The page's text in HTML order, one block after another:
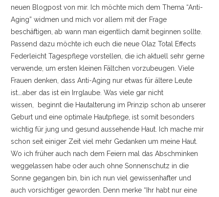
FACEBOOK
KONTAKT
IMPRESSUM
neuen Blogpost von mir. Ich möchte mich dem Thema “Anti-
Aging” widmen und mich vor allem mit der Frage
beschäftigen, ab wann man eigentlich damit beginnen sollte.
Passend dazu möchte ich euch die neue Olaz Total Effects
Federleicht Tagespflege vorstellen, die ich aktuell sehr gerne
verwende, um ersten kleinen Fältchen vorzubeugen. Viele
Frauen denken, dass Anti-Aging nur etwas für ältere Leute
ist….aber das ist ein Irrglaube. Was viele gar nicht
wissen, beginnt die Hautalterung im Prinzip schon ab unserer
Geburt und eine optimale Hautpflege, ist somit besonders
wichtig für jung und gesund aussehende Haut. Ich mache mir
schon seit einiger Zeit viel mehr Gedanken um meine Haut.
Wo ich früher auch nach dem Feiern mal das Abschminken
weggelassen habe oder auch ohne Sonnenschutz in die
Sonne gegangen bin, bin ich nun viel gewissenhafter und
auch vorsichtiger geworden. Denn merke “Ihr habt nur eine